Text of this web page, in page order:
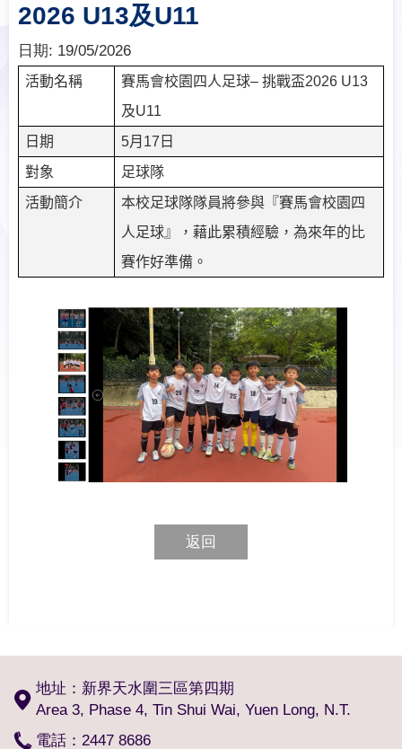
2026 U13及U11
日期: 19/05/2026
活動名稱 賽馬會校園四人足球– 挑戰盃2026 U13
及U11
日期
5月 17 日
對象
足球隊
活動簡介
本校足球隊隊員將參與『賽馬會校園四
人足球』，藉此累積經驗，為來年的比
賽作好準備。
返回
地址：新界天水圍三區第四期
Area 3, Phase 4, Tin Shui Wai, Yuen Long, N.T.
電話：2447 8686